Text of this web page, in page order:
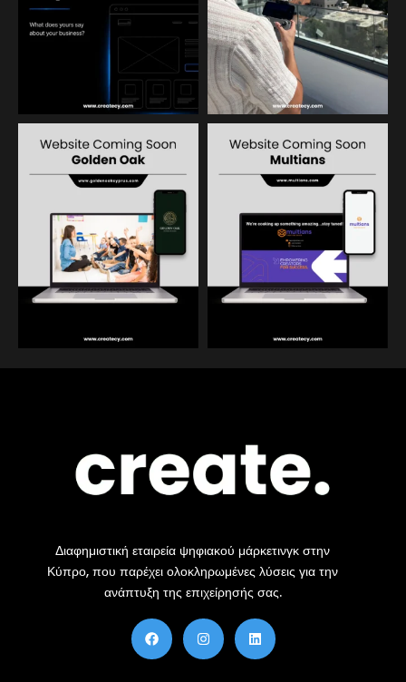
Διαφημιστική εταιρεία ψηφιακού μάρκετινγκ στην
Κύπρο, που παρέχει ολοκληρωμένες λύσεις για την
ανάπτυξη της επιχείρησής σας.
F
a
c
e
Ί
ν
τ
Λ
ί
κ